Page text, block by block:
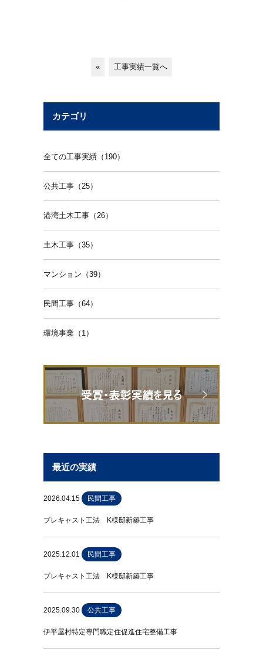
« 工事実績一覧へ
カテゴリ
全ての工事実績（190）
公共工事（25）
港湾土木工事（26）
土木工事（35）
マンション（39）
民間工事（64）
環境事業（1）
最近の実績
2026.04.15 民間工事
プレキャスト工法 K様邸新築工事
2025.12.01 民間工事
プレキャスト工法 K様邸新築工事
2025.09.30 公共工事
伊平屋村特定専門職定住促進住宅整備工事